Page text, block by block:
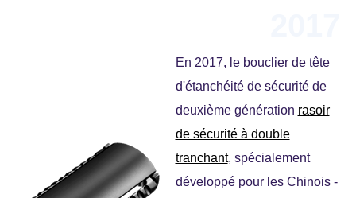
En 2017, le bouclier de tête
d'étanchéité de sécurité de
deuxième génération rasoir
de sécurité à double
tranchant, spécialement
développé pour les Chinois -